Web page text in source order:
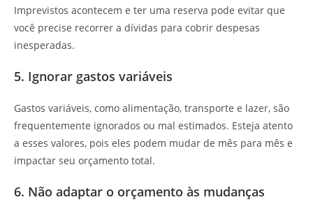
Imprevistos acontecem e ter uma reserva pode evitar que
você precise recorrer a dívidas para cobrir despesas
inesperadas.
5. Ignorar gastos variáveis
Gastos variáveis, como alimentação, transporte e lazer, são
frequentemente ignorados ou mal estimados. Esteja atento
a esses valores, pois eles podem mudar de mês para mês e
impactar seu orçamento total.
6. Não adaptar o orçamento às mudanças